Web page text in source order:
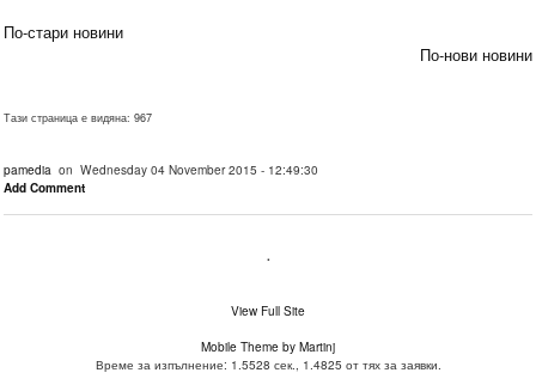
По-стари новини
По-нови новини
Тази страница е видяна: 967
pamedia on Wednesday 04 November 2015 - 12:49:30
Add Comment
.
View Full Site
Mobile Theme by Martinj
Време за изпълнение: 1.5528 сек., 1.4825 от тях за заявки.